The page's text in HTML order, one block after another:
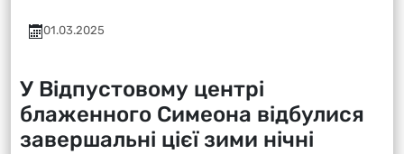
01.03.2025
У Відпустовому центрі
блаженного Симеона відбулися
завершальні цієї зими нічні